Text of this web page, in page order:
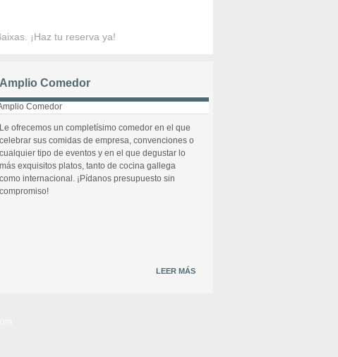
¡Haz tu reserva ya!
Amplio Comedor
Le ofrecemos un completísimo comedor en el que
celebrar sus comidas de empresa, convenciones o
cualquier tipo de eventos y en el que degustar lo
más exquisitos platos, tanto de cocina gallega
como internacional. ¡Pídanos presupuesto sin
compromiso!
LEER MÁS